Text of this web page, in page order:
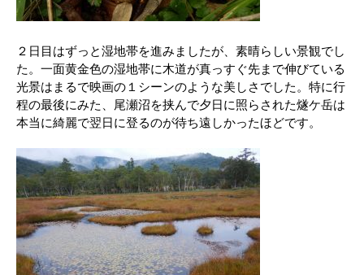
２日目はずっと湿地帯を進みましたが、素晴らしい景観でし
た。一面黄金色の湿地帯に木道が真っすぐ先まで伸びている
光景はまるで映画の１シーンのような美しさでした。特に行
程の最後にみた、尾瀬沼を挟んで夕日に照らされた燧ケ岳は
本当に綺麗で翌日に登るのが待ち遠しかったほどです。